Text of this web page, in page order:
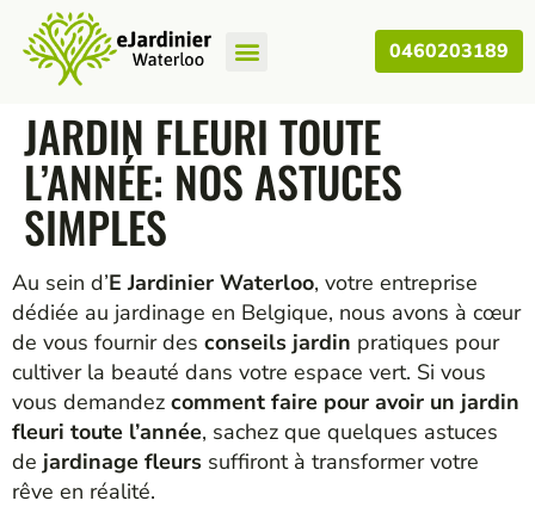
0460203189
JARDIN FLEURI TOUTE
L’ANNÉE: NOS ASTUCES
SIMPLES
Au sein d’E Jardinier Waterloo, votre entreprise
dédiée au jardinage en Belgique, nous avons à cœur
de vous fournir des conseils jardin pratiques pour
cultiver la beauté dans votre espace vert. Si vous
vous demandez comment faire pour avoir un jardin
fleuri toute l’année, sachez que quelques astuces
de jardinage fleurs suffiront à transformer votre
rêve en réalité.